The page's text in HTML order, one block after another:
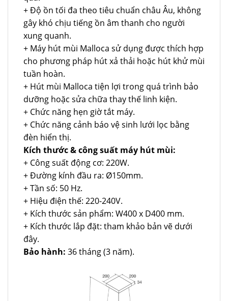
+ Độ ồn tối đa theo tiêu chuẩn châu Âu, không
gây khó chịu tiếng ồn âm thanh cho người
xung quanh.
+ Máy hút mùi Malloca sử dụng được thích hợp
cho phương pháp hút xả thải hoặc hút khử mùi
tuần hoàn.
+ Hút mùi Malloca tiện lợi trong quá trình bảo
dưỡng hoặc sửa chữa thay thế linh kiện.
+ Chức năng hẹn giờ tắt máy.
+ Chức năng cảnh báo vệ sinh lưới lọc bằng
đèn hiển thị.
Kích thước & công suất máy hút mùi:
+ Công suất động cơ: 220W.
+ Đường kính đầu ra: Ø150mm.
+ Tần số: 50 Hz.
+ Hiệu điện thế: 220-240V.
+ Kích thước sản phẩm: W400 x D400 mm.
+ Kích thước lắp đặt: tham khảo bản vẽ dưới
đây.
Bảo hành: 36 tháng (3 năm).